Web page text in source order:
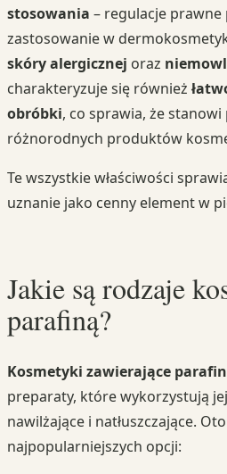
stosowania – regulacje
zastosowanie w
skóry alergicznej oraz
charakteryzuje się również
obróbki, co sprawia, że
różnorodnych produktów
Te wszystkie właściwości
uznanie jako cenny element w
Jakie są rodzaje
parafiną?
Kosmetyki zawierające
preparaty, które wykorzystują
nawilżające i natłuszczające.
najpopularniejszych opcji: